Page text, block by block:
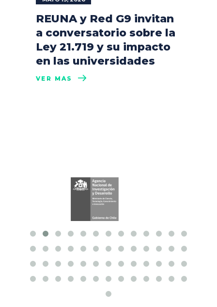
REUNA y Red G9 invitan
a conversatorio sobre la
Ley 21.719 y su impacto
en las universidades
VER MÁS